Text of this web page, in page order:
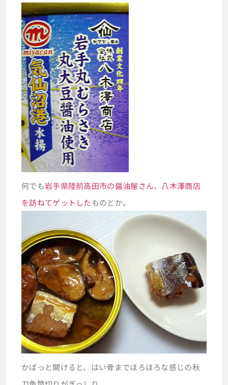
何でも岩手県陸前高田市の醤油屋さん、八木澤商店
を訪ねてゲットしたものとか。
かぱっと開けると、はい骨までほろほろな感じの秋